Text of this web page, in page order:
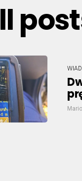
Mario